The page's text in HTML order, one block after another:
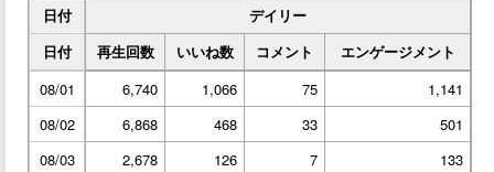
日付
デイリー
日付
再生回数 いいね数 コメント
エンゲージメント
08/01
6,740 1,066 75
1,141
08/02
6,868 468 33
501
08/03
2,678 126 7
133